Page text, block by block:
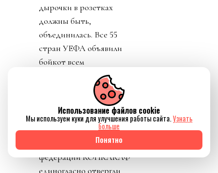
дырочки в розетках
должны быть,
объединилась. Все 55
стран УЕФА объявили
бойкот всем
соревнованиям ФИФА
(см. «Посыл в пешее
путешествие к объекту
огуречной формы»).
Чуть позже 41 из 41
федераций КОНКАКАФ
единогласно отвергли
Использование файлов cookie
Мы используем куки для улучшения работы сайта.Узнать
больше
Понятно